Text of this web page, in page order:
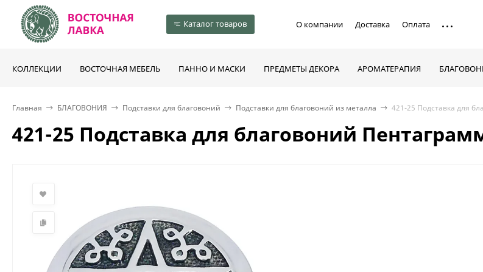
Каталог товаров О компании Доставка Оплата
КОЛЛЕКЦИИ ВОСТОЧНАЯ МЕБЕЛЬ ПАННО И МАСКИ ПРЕДМЕТЫ ДЕКОРА АРОМАТЕРАПИЯ
Главная БЛАГОВОНИЯ Подставки для благовоний Подставки для благовоний из металла 421-25 Подставка для
421-25 Подставка для благовоний